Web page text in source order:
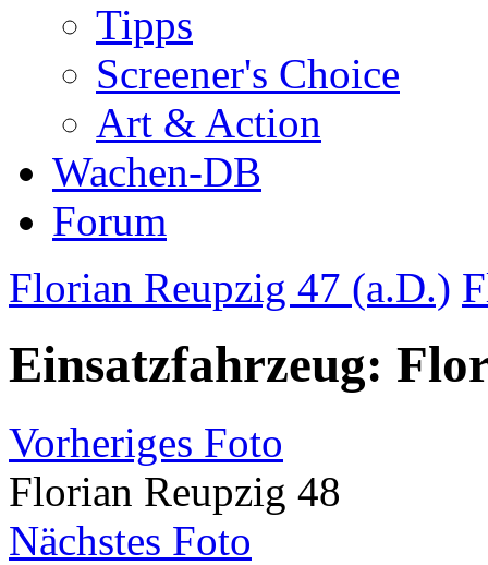
Tipps
Screener's Choice
Art & Action
Wachen-DB
Forum
Florian Reupzig 47 (a.D.)
Einsatzfahrzeug:
Vorheriges Foto
Florian Reupzig 48
Nächstes Foto